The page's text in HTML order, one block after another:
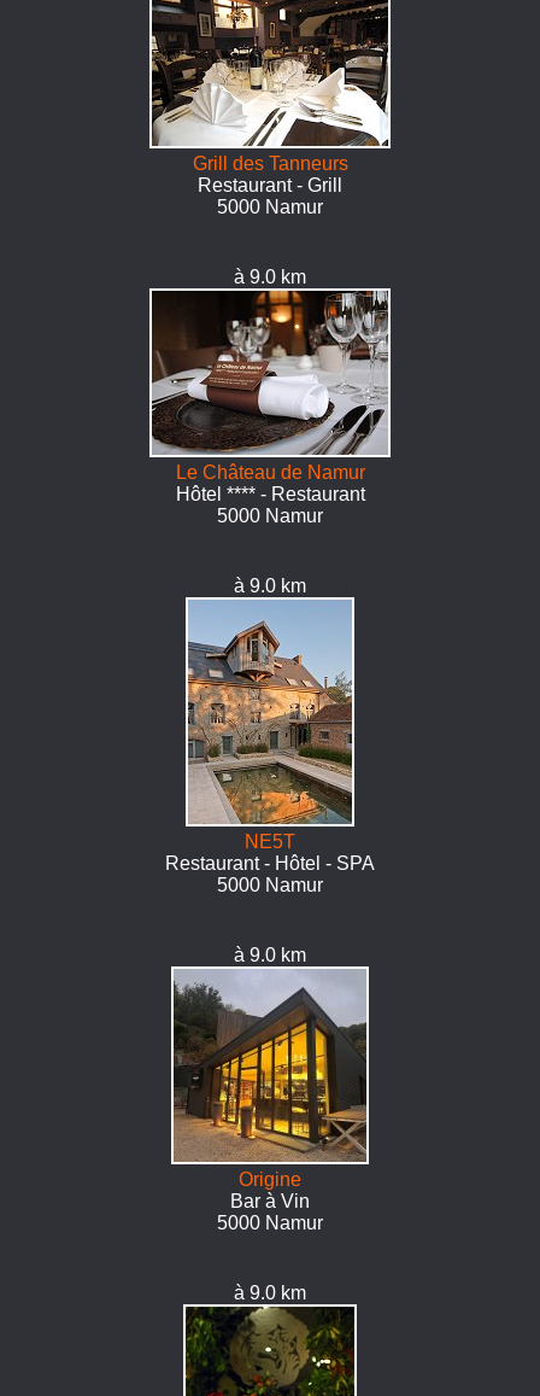
Grill des Tanneurs
Restaurant - Grill
5000 Namur
à 9.0 km
Le Château de Namur
Hôtel **** - Restaurant
5000 Namur
à 9.0 km
NE5T
Restaurant - Hôtel - SPA
5000 Namur
à 9.0 km
Origine
Bar à Vin
5000 Namur
à 9.0 km